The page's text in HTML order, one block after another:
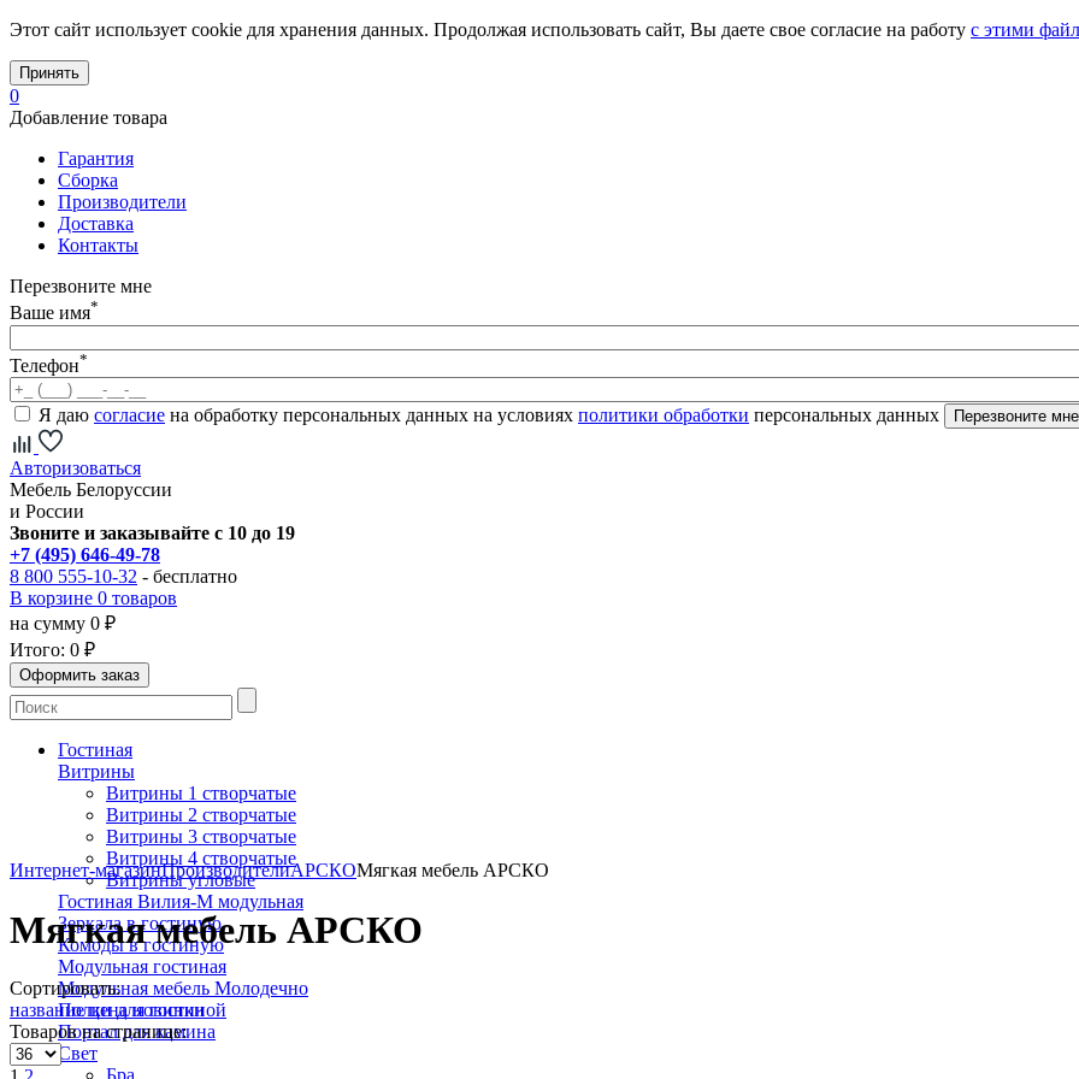
Этот сайт использует cookie для хранения данных. Продолжая использовать сайт, Вы даете свое согласие на работу с этими
Принять
0
Добавление товара
Гарантия
Сборка
Производители
Доставка
Контакты
Перезвоните мне
Ваше имя*
Телефон*
Я даю согласие на обработку персональных данных на условиях политики обработки персональных данных
Авторизоваться
Мебель Белоруссии
и России
Звоните и заказывайте с 10 до 19
+7 (495) 646-49-78
8 800 555-10-32 - бесплатно
В корзине 0 товаров
на сумму 0 ₽
Итого: 0 ₽
Гостиная
Витрины
Витрины 1 створчатые
Витрины 2 створчатые
Витрины 3 створчатые
Витрины 4 створчатые
Витрины угловые
Гостиная Вилия-М модульная
Зеркала в гостиную
Комоды в гостиную
Модульная гостиная
Модульная мебель Молодечно
Полки для гостиной
Портал для камина
Свет
Интернет-магазинПроизводителиАРСКОМягкая мебель АРСКО
Мягкая мебель АРСКО
Сортировать:
название цена новинки
Товаров на странице: